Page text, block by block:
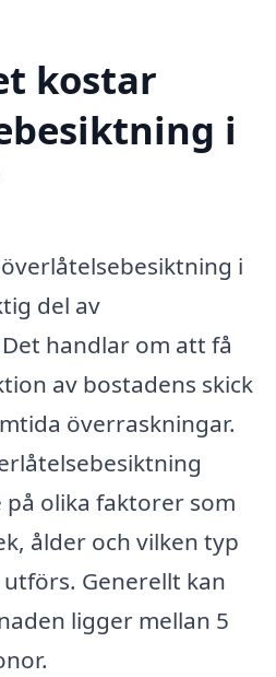
kostar
i
i
del av
handlar om att få
av bostadens skick
överraskningar.
olika faktorer som
ålder och vilken typ
Generellt kan
ligger mellan 5